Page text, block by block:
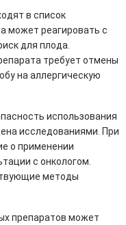
в список
может реагировать с
для плода.
требует отмены
на аллергическую
использования
исследованиями. При
о применении
с онкологом.
методы
препаратов может